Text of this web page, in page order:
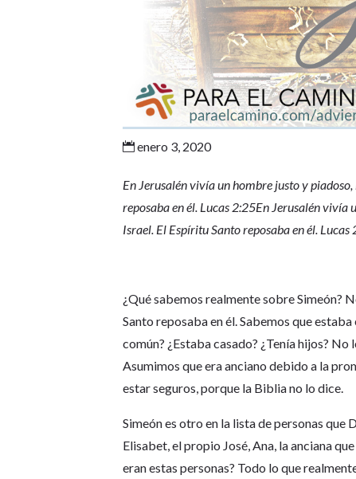
 enero 3, 2020
En Jerusalén vivía un hombre justo y
reposaba en él. Lucas 2:25En Jerusalén
Israel. El Espíritu Santo reposaba en él. Lucas
¿Qué sabemos realmente sobre Simeón?
Santo reposaba en él. Sabemos que
común? ¿Estaba casado? ¿Tenía hijos?
Asumimos que era anciano debido a la
estar seguros, porque la Biblia no lo dice.
Simeón es otro en la lista de personas
Elisabet, el propio José, Ana, la anciana
eran estas personas? Todo lo que